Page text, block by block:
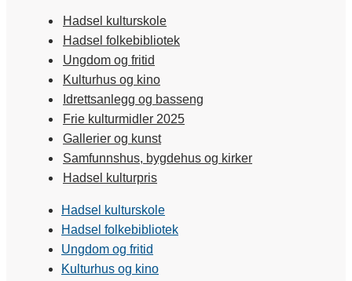
Hadsel kulturskole
Hadsel folkebibliotek
Ungdom og fritid
Kulturhus og kino
Idrettsanlegg og basseng
Frie kulturmidler 2025
Gallerier og kunst
Samfunnshus, bygdehus og kirker
Hadsel kulturpris
Hadsel kulturskole
Hadsel folkebibliotek
Ungdom og fritid
Kulturhus og kino